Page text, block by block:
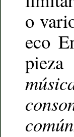
o
eco
pieza